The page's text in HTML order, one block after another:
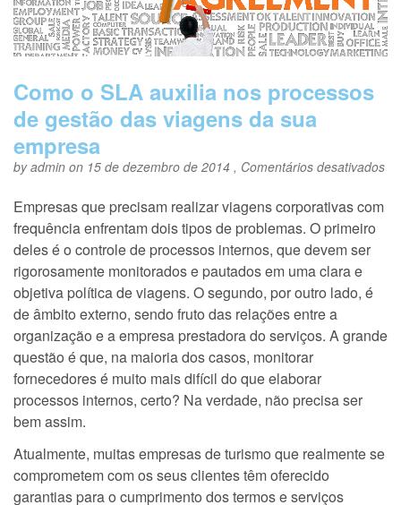
Como o SLA auxilia nos processos
de gestão das viagens da sua
empresa
byadmin on 15 de dezembro de 2014 , Comentários desativadosem
da
Empresas que precisam realizar viagens corporativas com
frequência enfrentam dois tipos de problemas. O primeiro
deles é o controle de processos internos, que devem ser
rigorosamente monitorados e pautados em uma clara e
objetiva política de viagens. O segundo, por outro lado, é
de âmbito externo, sendo fruto das relações entre a
organização e a empresa prestadora do serviços. A grande
questão é que, na maioria dos casos, monitorar
fornecedores é muito mais difícil do que elaborar
processos internos, certo? Na verdade, não precisa ser
bem assim.
Atualmente, muitas empresas de turismo que realmente se
comprometem com os seus clientes têm oferecido
garantias para o cumprimento dos termos e serviços